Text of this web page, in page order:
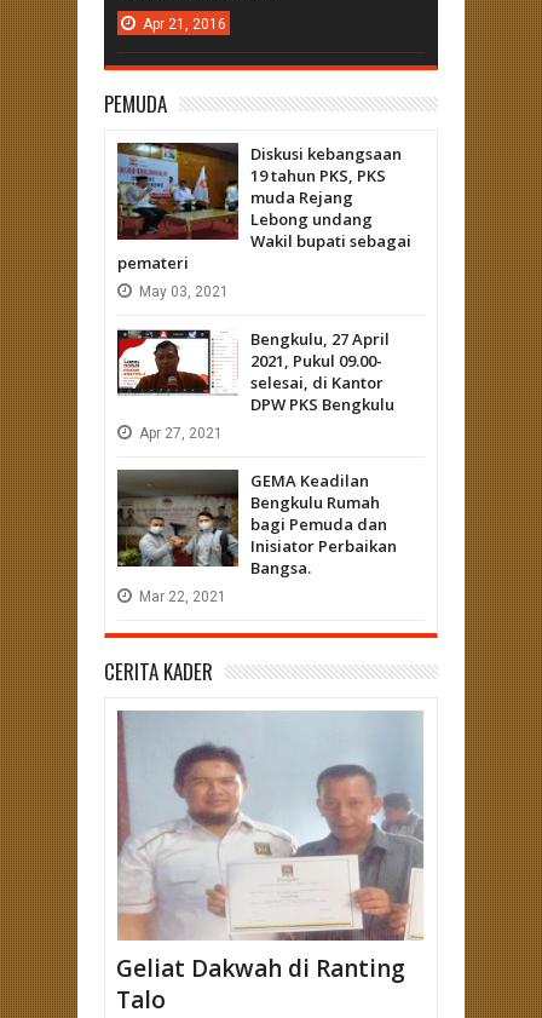
Apr 21, 2016
PEMUDA
Diskusi kebangsaan
19 tahun PKS, PKS
muda Rejang
Lebong undang
Wakil bupati sebagai
pemateri
May 03, 2021
Bengkulu, 27 April
2021, Pukul 09.00-
selesai, di Kantor
DPW PKS Bengkulu
Apr 27, 2021
GEMA Keadilan
Bengkulu Rumah
bagi Pemuda dan
Inisiator Perbaikan
Bangsa.
Mar 22, 2021
CERITA KADER
Geliat Dakwah di Ranting
Talo